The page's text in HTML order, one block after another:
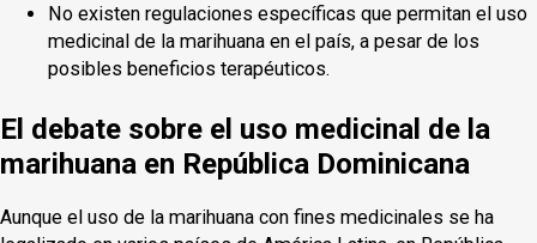
No existen regulaciones específicas que permitan el uso
medicinal de la marihuana en el país, a pesar de los
posibles beneficios terapéuticos.
El debate sobre el uso medicinal de la
marihuana en República Dominicana
Aunque el uso de la marihuana con fines medicinales se ha